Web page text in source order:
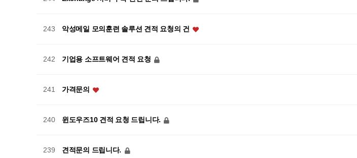
243 악성메일 모의훈련 솔루션 견적 요청의 건
242 기업용 소프트웨어 견적 요청
241 가격문의
240 윈도우즈10 견적 요청 드립니다.
239 견적문의 드립니다.